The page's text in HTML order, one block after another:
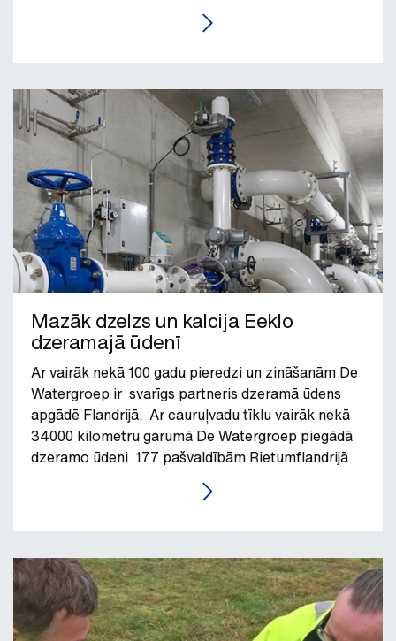
LASĪT RAKSTU
Mazāk dzelzs un kalcija Eeklo
dzeramajā ūdenī
Ar vairāk nekā 100 gadu pieredzi un zināšanām De
Watergroep ir svarīgs partneris dzeramā ūdens
apgādē Flandrijā. Ar cauruļvadu tīklu vairāk nekā
34000 kilometru garumā De Watergroep piegādā
dzeramo ūdeni 177 pašvaldībām Rietumflandrijā
un Austrumflandrijā, flāmu Brabantē un Limburgā.
LASĪT RAKSTU